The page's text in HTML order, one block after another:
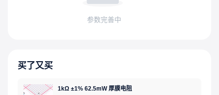
参数完善中
买了又买
1kΩ ±1% 62.5mW 厚膜电阻